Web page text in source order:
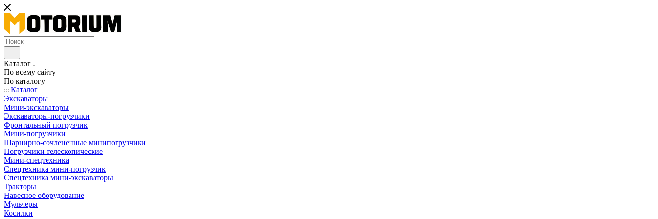
Каталог
По всему сайту
По каталогу
Каталог
Экскаваторы
Мини-экскаваторы
Экскаваторы-погрузчики
Фронтальный погрузчик
Мини-погрузчики
Шарнирно-сочлененные минипогрузчики
Погрузчики телескопические
Мини-спецтехника
Спецтехника мини-погрузчик
Спецтехника мини-экскаваторы
Тракторы
Навесное оборудование
Мульчеры
Косилки